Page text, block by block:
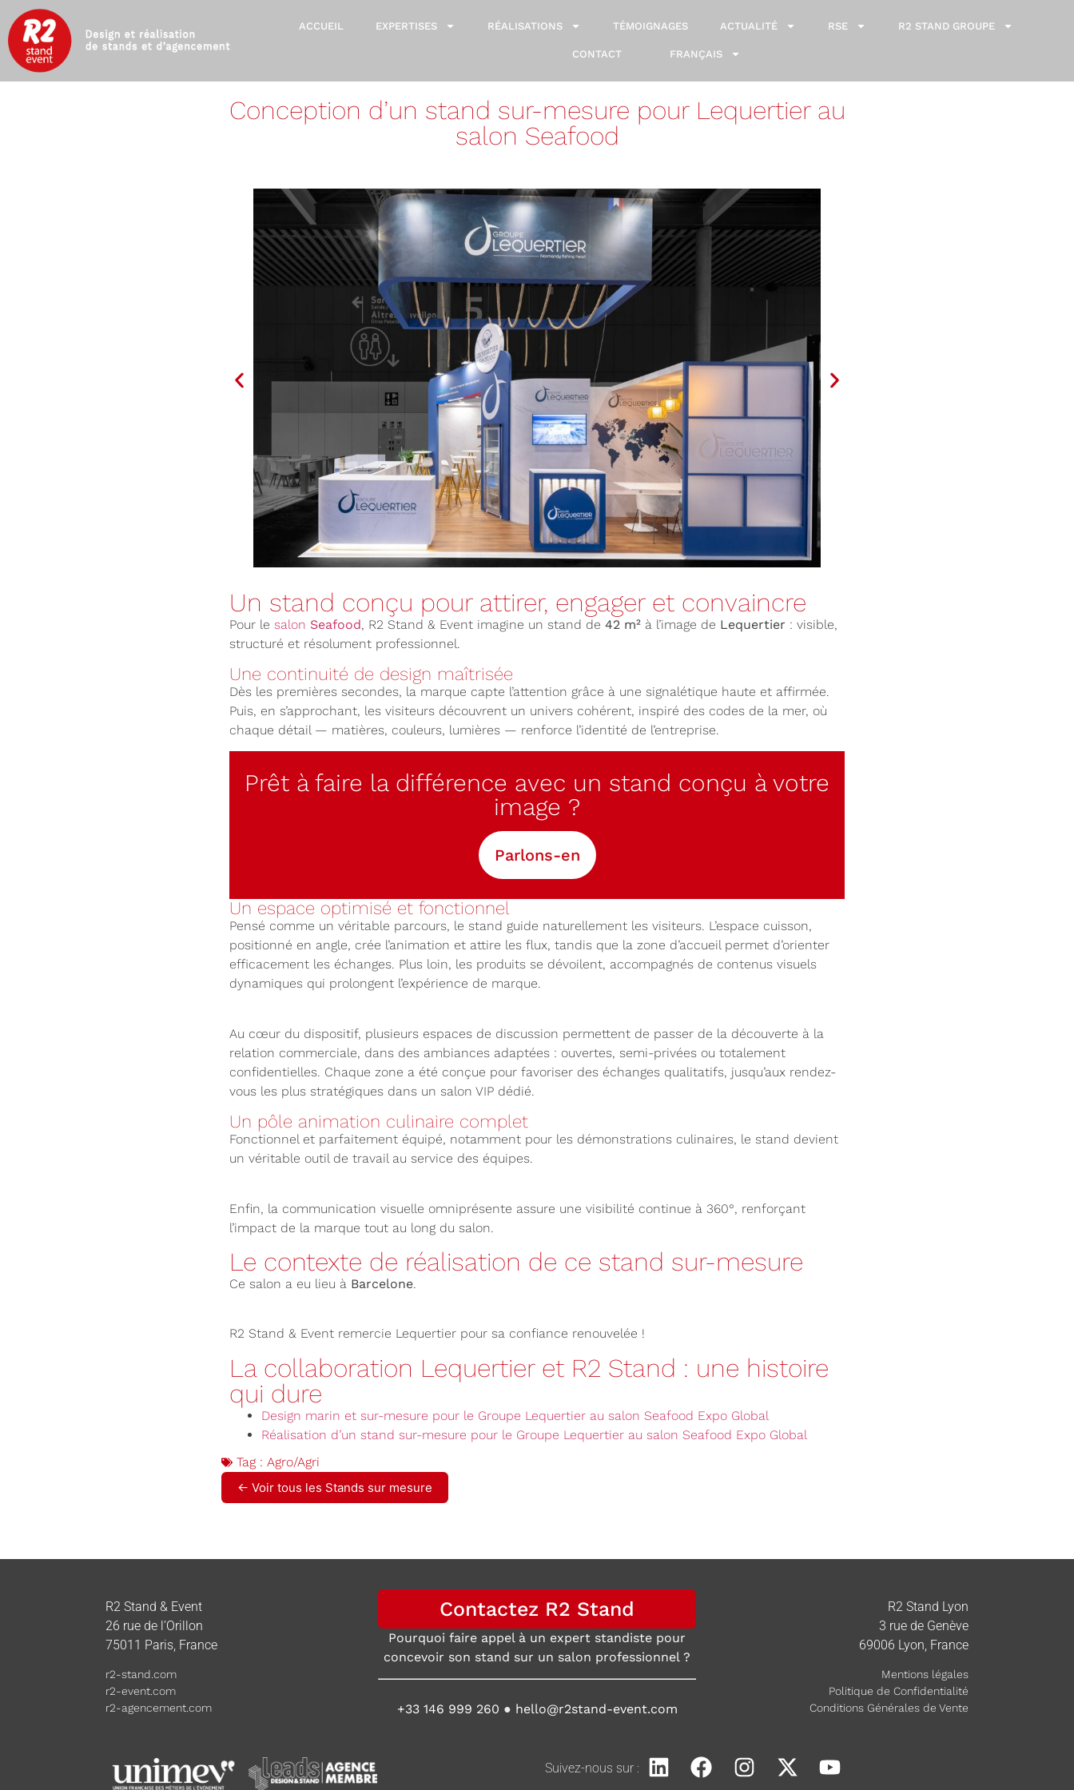
ACCUEIL EXPERTISES RÉALISATIONS TÉMOIGNAGES ACTUALITÉ RSE R2 STAND GROUPE
CONTACT FRANÇAIS
Conception d’un stand sur-mesure pour Lequertier au
salon Seafood
Un stand conçu pour attirer, engager et convaincre
Pour le salon Seafood, R2 Stand & Event imagine un stand de 42 m² à l’image de Lequertier : visible,
structuré et résolument professionnel.
Une continuité de design maîtrisée
Dès les premières secondes, la marque capte l’attention grâce à une signalétique haute et affirmée.
Puis, en s’approchant, les visiteurs découvrent un univers cohérent, inspiré des codes de la mer, où
chaque détail — matières, couleurs, lumières — renforce l’identité de l’entreprise.
Prêt à faire la différence avec un stand conçu à votre
image ?
Parlons-en
Un espace optimisé et fonctionnel
Pensé comme un véritable parcours, le stand guide naturellement les visiteurs. L’espace cuisson,
positionné en angle, crée l’animation et attire les flux, tandis que la zone d’accueil permet d’orienter
efficacement les échanges. Plus loin, les produits se dévoilent, accompagnés de contenus visuels
dynamiques qui prolongent l’expérience de marque.
Au cœur du dispositif, plusieurs espaces de discussion permettent de passer de la découverte à la
relation commerciale, dans des ambiances adaptées : ouvertes, semi-privées ou totalement
confidentielles. Chaque zone a été conçue pour favoriser des échanges qualitatifs, jusqu’aux rendez-
vous les plus stratégiques dans un salon VIP dédié.
Un pôle animation culinaire complet
Fonctionnel et parfaitement équipé, notamment pour les démonstrations culinaires, le stand devient
un véritable outil de travail au service des équipes.
Enfin, la communication visuelle omniprésente assure une visibilité continue à 360°, renforçant
l’impact de la marque tout au long du salon.
Le contexte de réalisation de ce stand sur-mesure
Ce salon a eu lieu à Barcelone.
R2 Stand & Event remercie Lequertier pour sa confiance renouvelée !
La collaboration Lequertier et R2 Stand : une histoire
qui dure
Design marin et sur-mesure pour le Groupe Lequertier au salon Seafood Expo Global
Réalisation d’un stand sur-mesure pour le Groupe Lequertier au salon Seafood Expo Global
Tag : Agro/Agri
← Voir tous les Stands sur mesure
R2 Stand & Event
26 rue de l’Orillon
75011 Paris, France
r2-stand.com
r2-event.com
r2-agencement.com
Contactez R2 Stand
Pourquoi faire appel à un expert standiste pour
concevoir son stand sur un salon professionnel ?
+33 146 999 260 ● hello@r2stand-event.com
R2 Stand Lyon
3 rue de Genève
69006 Lyon, France
Mentions légales
Politique de Confidentialité
Conditions Générales de Vente
Suivez-nous sur :